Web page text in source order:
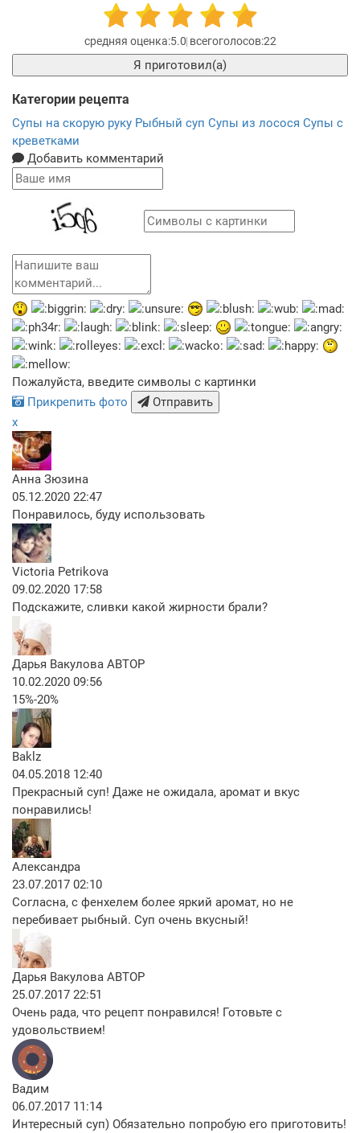
5.0 22
Я приготовил(а)
Категории рецепта
Супы на скорую руку Рыбный суп Супы из лосося Супы с
креветками
Добавить комментарий
Пожалуйста, введите символы с картинки
Прикрепить фото
Отправить
x
Анна Зюзина
05.12.2020 22:47
Понравилось, буду использовать
Victoria Petrikova
09.02.2020 17:58
Подскажите, сливки какой жирности брали?
Дарья Вакулова АВТОР
10.02.2020 09:56
15%-20%
Baklz
04.05.2018 12:40
Прекрасный суп! Даже не ожидала, аромат и вкус
понравились!
Александра
23.07.2017 02:10
Согласна, с фенхелем более яркий аромат, но не
перебивает рыбный. Суп очень вкусный!
Дарья Вакулова АВТОР
25.07.2017 22:51
Очень рада, что рецепт понравился! Готовьте с
удовольствием!
Вадим
06.07.2017 11:14
Интересный суп) Обязательно попробую его приготовить!